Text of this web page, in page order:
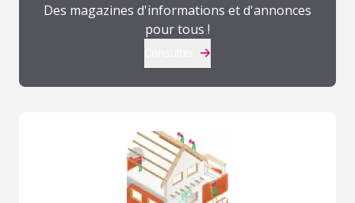
Des magazines d'informations et d'annonces
pour tous !